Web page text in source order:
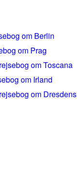
om Berlin
om Prag
om Toscana
om Irland
om Dresdens